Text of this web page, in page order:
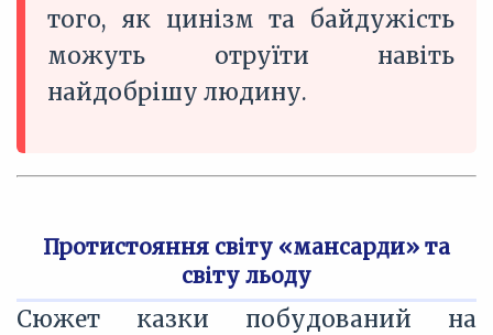
того, як цинізм та байдужість
можуть отруїти навіть
найдобрішу людину.
Протистояння світу «мансарди» та
світу льоду
Сюжет казки побудований на